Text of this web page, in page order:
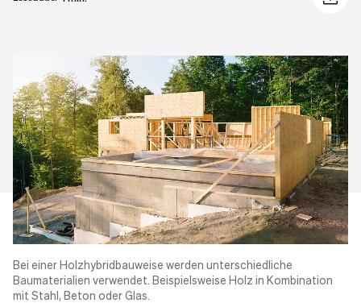
Bei einer Holzhybridbauweise werden unterschiedliche
Baumaterialien verwendet. Beispielsweise Holz in Kombination
mit Stahl, Beton oder Glas.